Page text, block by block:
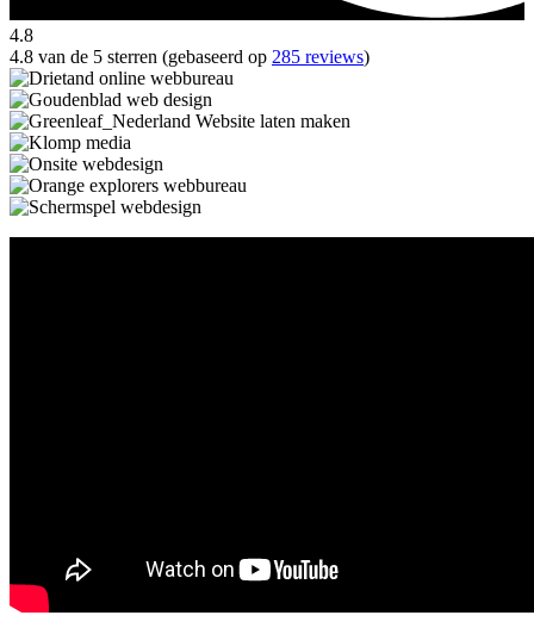
4.8
4.8 van de 5 sterren (gebaseerd op 285 reviews)